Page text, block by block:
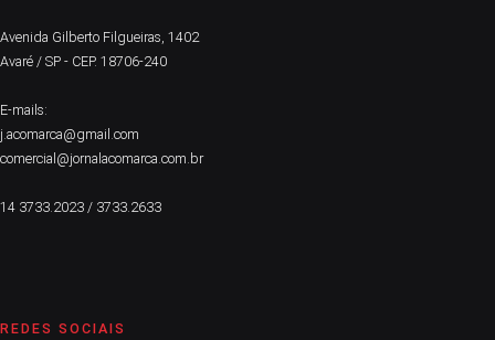
Avenida Gilberto Filgueiras, 1402
Avaré / SP - CEP. 18706-240
E-mails:
j.acomarca@gmail.com
comercial@jornalacomarca.com.br
14 3733.2023 / 3733.2633
REDES SOCIAIS